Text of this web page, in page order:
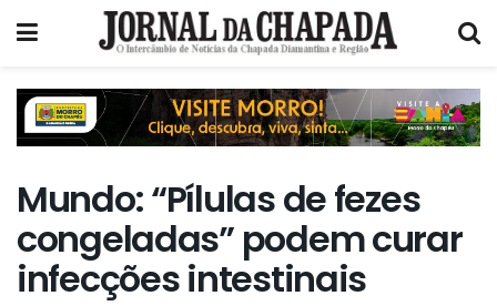
Mundo: “Pílulas de fezes
congeladas” podem curar
infecções intestinais